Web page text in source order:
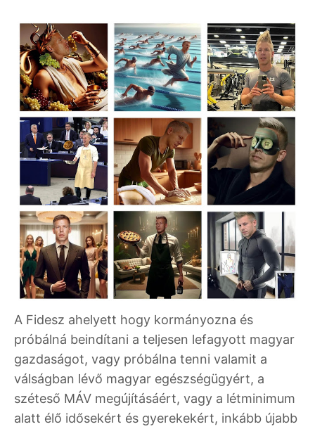
A Fidesz ahelyett hogy kormányozna és
próbálná beindítani a teljesen lefagyott magyar
gazdaságot, vagy próbálna tenni valamit a
válságban lévő magyar egészségügyért, a
széteső MÁV megújításáért, vagy a létminimum
alatt élő idősekért és gyerekekért, inkább újabb